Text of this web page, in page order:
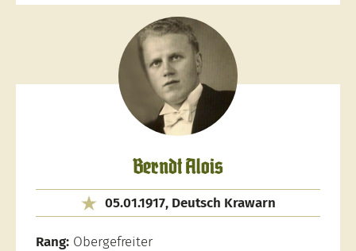
Berndt Alois
05.01.1917, Deutsch Krawarn
Rang: Obergefreiter